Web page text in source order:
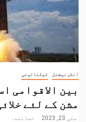
انٹرنیشنل ٹیکنالوجی
بین الاقوامی
مشن کے لئے
مئی 23, 2023 نمائندہ